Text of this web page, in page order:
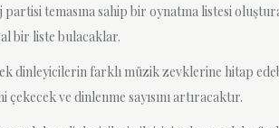
temasına sahip bir oynatma listesi
bir liste bulacaklar.
dinleyicilerin farklı müzik zevklerine hitap
ve dinlenme sayısını artıracaktır.